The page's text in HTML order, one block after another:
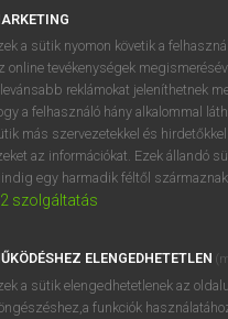
ANGOL SZÓTÁR
diving
a sütik nyomon követik a
online tevékenységek
reklámokat jeleníthetnek
a felhasználó hány alkalommal
más szervezetekkel és
az információkat. Ezek állandó
egy harmadik féltől származnak.
2 szolgáltatás
ELENGEDHETETLEN
a sütik elengedhetetlenek az
funkciók